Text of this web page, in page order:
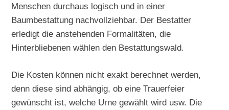
Menschen durchaus logisch und in einer
Baumbestattung nachvollziehbar. Der Bestatter
erledigt die anstehenden Formalitäten, die
Hinterbliebenen wählen den Bestattungswald.
Die Kosten können nicht exakt berechnet werden,
denn diese sind abhängig, ob eine Trauerfeier
gewünscht ist, welche Urne gewählt wird usw. Die